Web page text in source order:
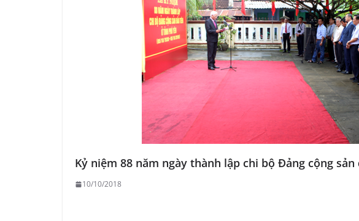
Kỷ niệm 88 năm ngày thành lập chi bộ Đảng cộng sản
10/10/2018